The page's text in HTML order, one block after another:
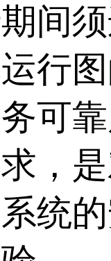
间
运行
可
，
统